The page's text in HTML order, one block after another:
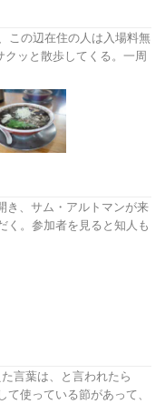
この辺在住の人は入場料無
ッと散歩してくる。一周
き、サム・アルトマンが来
く。参加者を見ると知人も
言葉は、と言われたら
て使っている節があって、